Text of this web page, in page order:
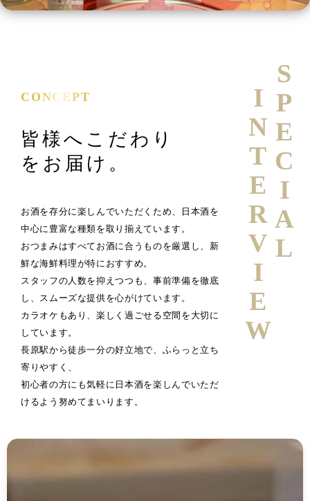
CONCEPT
皆様へこだわり
をお届け。
お酒を存分に楽しんでいただくため、日本酒を
中心に豊富な種類を取り揃えています。
おつまみはすべてお酒に合うものを厳選し、新
鮮な海鮮料理が特におすすめ。
スタッフの人数を抑えつつも、事前準備を徹底
し、スムーズな提供を心がけています。
カラオケもあり、楽しく過ごせる空間を大切に
しています。
長原駅から徒歩一分の好立地で、ふらっと立ち
寄りやすく、
初心者の方にも気軽に日本酒を楽しんでいただ
けるよう努めてまいります。
SPECIAL
INTERVIEW